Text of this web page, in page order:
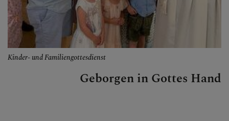
Kinder- und Familiengottesdienst
Geborgen in Gottes Hand